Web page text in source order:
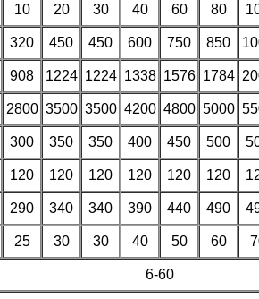
10 20 30 40 60 80
320 450 450 600 750 850
908 1224 1224 1338 1576 1784
2800 3500 3500 4200 4800 5000
300 350 350 400 450 500
120 120 120 120 120 120
290 340 340 390 440 490
25 30 30 40 50 60
6-60